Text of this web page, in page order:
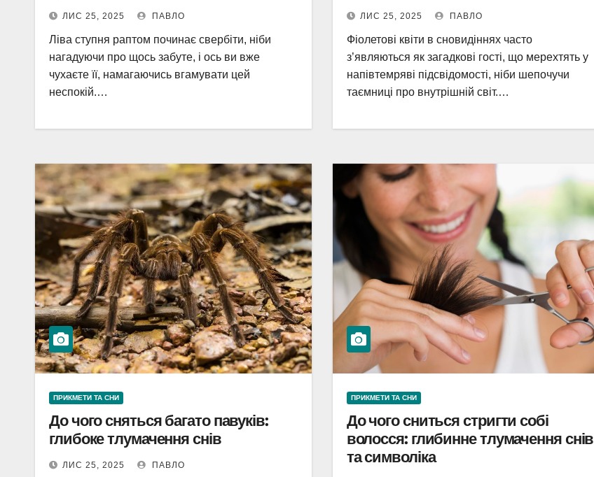
ЛИС 25, 2025 ПАВЛО
Ліва ступня раптом починає свербіти, ніби
нагадуючи про щось забуте, і ось ви вже
чухаєте її, намагаючись вгамувати цей
неспокій.…
ЛИС 25, 2025 ПАВЛО
Фіолетові квіти в сновидіннях часто
з’являються як загадкові гості, що мерехтять у
напівтемряві підсвідомості, ніби шепочучи
таємниці про внутрішній світ.…
ПРИКМЕТИ ТА СНИ
До чого сняться багато павуків:
глибоке тлумачення снів
ЛИС 25, 2025 ПАВЛО
ПРИКМЕТИ ТА СНИ
До чого сниться стригти собі
волосся: глибинне тлумачення снів
та символіка